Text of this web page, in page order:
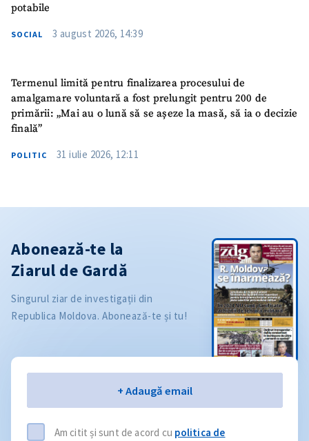
potabile
SOCIAL 3 august 2026, 14:39
Termenul limită pentru finalizarea procesului de
amalgamare voluntară a fost prelungit pentru 200 de
primării: „Mai au o lună să se așeze la masă, să ia o decizie
finală”
POLITIC 31 iulie 2026, 12:11
Abonează-te la
Ziarul de Gardă
Singurul ziar de investigații din
Republica Moldova. Abonează-te și tu!
+ Adaugă email
Am citit și sunt de acord cu politica de